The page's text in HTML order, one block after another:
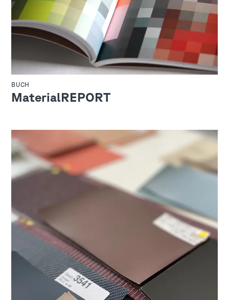
BUCH
MaterialREPORT